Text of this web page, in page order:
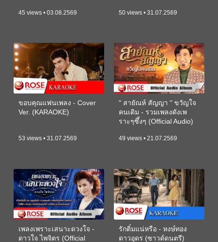
45 views • 03.08.2569 50 views • 31.07.2569
ขอบคุณแฟนเพลง - Cover
Ver. (KARAOKE)
53 views • 31.07.2569
" สายัณห์ สัญญา " ขวัญใจ
คนเดิม - รวมเพลงดังเพ
ราะๆซึ้งๆ (Official Audio)
49 views • 21.07.2569
เพลงเพราะเสนาะดวงใจ -
ดาวใจ ไพจิตร (Official
รักติ๋มแน่หรือ - หงษ์ทอง
ดาวอุดร (ซาวด์ดนตรี)